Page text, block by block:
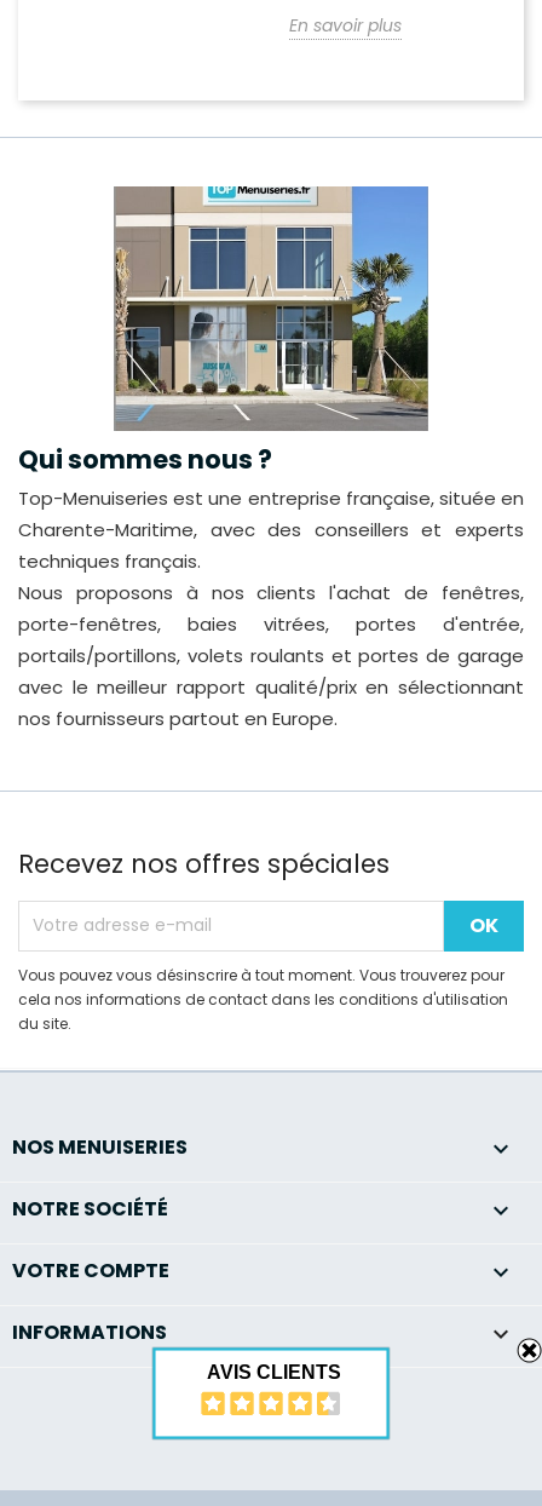
En savoir plus
Qui sommes nous ?
Top-Menuiseries est une entreprise française, située en
Charente-Maritime, avec des conseillers et experts
techniques français.
Nous proposons à nos clients l'achat de fenêtres,
porte-fenêtres, baies vitrées, portes d'entrée,
portails/portillons, volets roulants et portes de garage
avec le meilleur rapport qualité/prix en sélectionnant
nos fournisseurs partout en Europe.
Recevez nos offres spéciales
Vous pouvez vous désinscrire à tout moment. Vous trouverez pour
cela nos informations de contact dans les conditions d'utilisation
du site.
NOS MENUISERIES 
NOTRE SOCIÉTÉ 
VOTRE COMPTE 
INFORMATIONS keyboard_arrow_down
AVIS CLIENTS